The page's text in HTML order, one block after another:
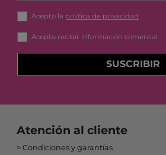
Acepto la política de privacidad
Acepto recibir información comercial
SUSCRIBIR
Atención al cliente
Condiciones y garantías